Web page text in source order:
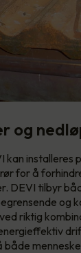
og
kan installeres
for å
DEVI tilbyr
og
riktig
både